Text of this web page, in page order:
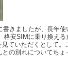
書きましたが、長年
格安SIMに乗り換える
ていただくとして。
の別れについてち